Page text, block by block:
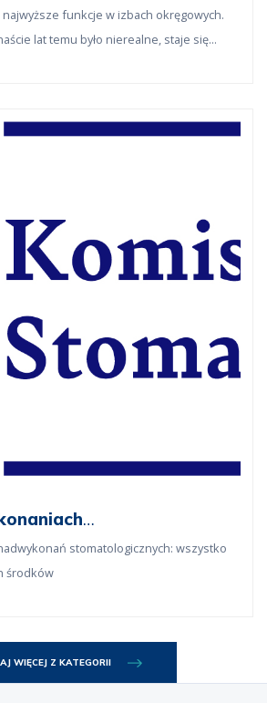
funkcje w izbach okręgowych.
lat temu było nierealne, staje się
stomatologicznych: wszystko
środków
WIĘCEJ Z KATEGORII